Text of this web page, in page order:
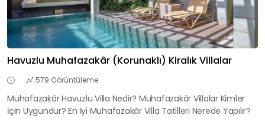
Havuzlu Muhafazakâr (Korunaklı) Kiralık Villalar
579 Görüntüleme
Muhafazakâr Havuzlu Villa Nedir? Muhafazakâr Villalar Kimler
İçin Uygundur? En İyi Muhafazakâr Villa Tatilleri Nerede Yapılır?